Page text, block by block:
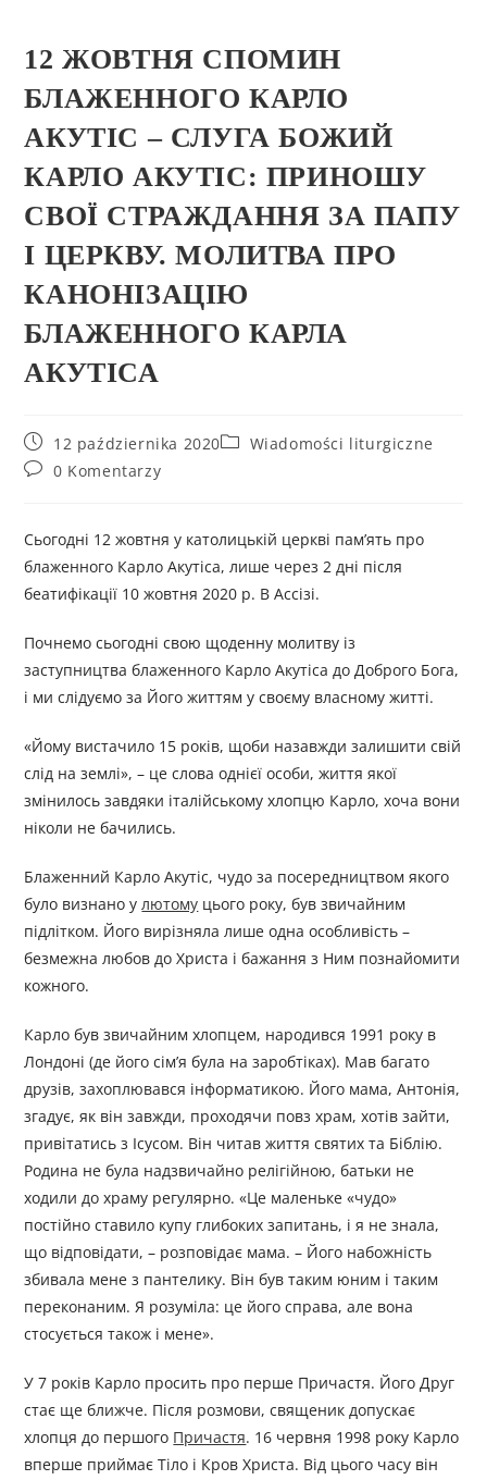
12 ЖОВТНЯ СПОМИН
БЛАЖЕННОГО КАРЛО
АКУТІС – СЛУГА БОЖИЙ
КАРЛО АКУТІС: ПРИНОШУ
СВОЇ СТРАЖДАННЯ ЗА ПАПУ
І ЦЕРКВУ. МОЛИТВА ПРО
КАНОНІЗАЦІЮ
БЛАЖЕННОГО КАРЛА
АКУТІСА
12 października 2020
Wiadomości liturgiczne
0 Komentarzy
Сьогодні 12 жовтня у католицькій церкві пам’ять про
блаженного Карло Акутіса, лише через 2 дні після
беатифікації 10 жовтня 2020 р. В Ассізі.
Почнемо сьогодні свою щоденну молитву із
заступництва блаженного Карло Акутіса до Доброго Бога,
і ми слідуємо за Його життям у своєму власному житті.
«Йому вистачило 15 років, щоби назавжди залишити свій
слід на землі», – це слова однієї особи, життя якої
змінилось завдяки італійському хлопцю Карло, хоча вони
ніколи не бачились.
Блаженний Карло Акутіс, чудо за посередництвом якого
було визнано улютому цього року, був звичайним
підлітком. Його вирізняла лише одна особливість –
безмежна любов до Христа і бажання з Ним познайомити
кожного.
Карло був звичайним хлопцем, народився 1991 року в
Лондоні (де його сім’я була на заробтіках). Мав багато
друзів, захоплювався інформатикою. Його мама, Антонія,
згадує, як він завжди, проходячи повз храм, хотів зайти,
привітатись з Ісусом. Він читав життя святих та Біблію.
Родина не була надзвичайно релігійною, батьки не
ходили до храму регулярно. «Це маленьке «чудо»
постійно ставило купу глибоких запитань, і я не знала,
що відповідати, – розповідає мама. – Його набожність
збивала мене з пантелику. Він був таким юним і таким
переконаним. Я розуміла: це його справа, але вона
стосується також і мене».
У 7 років Карло просить про перше Причастя. Його Друг
стає ще ближче. Після розмови, священик допускає
хлопця до першого Причастя. 16 червня 1998 року Карло
вперше приймає Тіло і Кров Христа. Від цього часу він